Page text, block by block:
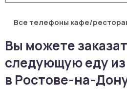
Все телефоны кафе/
Вы можете
следующую еду из
в Ростове-на-